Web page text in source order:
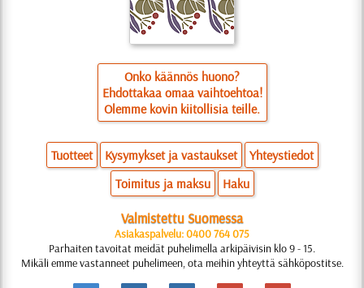
Onko käännös huono?
Ehdottakaa omaa vaihtoehtoa!
Olemme kovin kiitollisia teille.
Tuotteet Kysymykset ja vastaukset
Yhteystiedot
Toimitus ja maksu
Haku
Valmistettu Suomessa
Asiakaspalvelu: 0400 764 075
Parhaiten tavoitat meidät puhelimella arkipäivisin klo 9 - 15.
Mikäli emme vastanneet puhelimeen, ota meihin yhteyttä sähköpostitse.